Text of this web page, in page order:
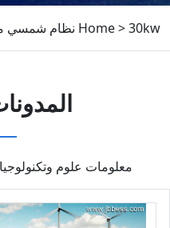
Home>30kw نظام شمسي مع بطارية تخزين للمنزل
معلومات علوم